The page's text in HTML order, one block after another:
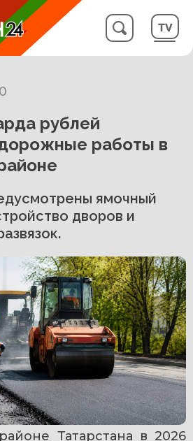
рублей
работы в
ямочный
дворов и
Татарстана в 2026